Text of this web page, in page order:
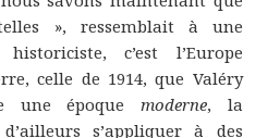
», ressemblait à une
c’est l’Europe
celle de 1914, que Valéry
une époque moderne, la
s’appliquer à des